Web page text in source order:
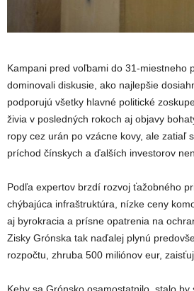
Kampani pred voľbami do 31-miestneho
dominovali diskusie, ako najlepšie
podporujú všetky hlavné politické
živia v posledných rokoch aj objavy
ropy cez urán po vzácne kovy, ale zatiaľ
príchod čínskych a ďalších investorov
Podľa expertov brzdí rozvoj ťažobného
chýbajúca infraštruktúra, nízke ceny
aj byrokracia a prísne opatrenia na
Zisky Grónska tak naďalej plynú
rozpočtu, zhruba 500 miliónov eur,